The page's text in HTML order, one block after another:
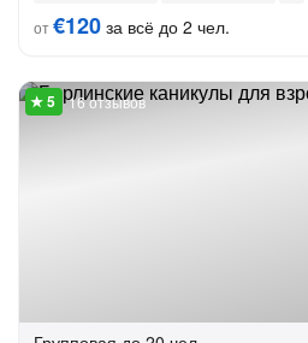
от€120 за всё до 2 чел.
16 отзывов